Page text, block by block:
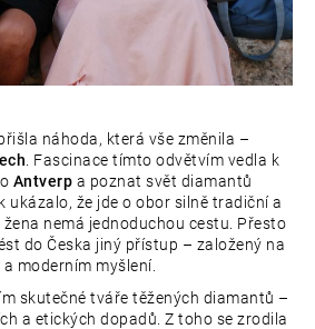
náhoda, která vše změnila –
. Fascinace tímto odvětvím vedla k
Antverp a poznat svět diamantů
ukázalo, že jde o obor silně tradiční a
žena nemá jednoduchou cestu. Přesto
do Česka jiný přístup – založený na
moderním myšlení.
skutečné tváře těžených diamantů –
a etických dopadů. Z toho se zrodila